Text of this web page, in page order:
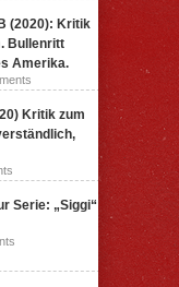
(2020): Kritik
Bullenritt
Amerika.
Kritik zum
Serie: „Siggi“